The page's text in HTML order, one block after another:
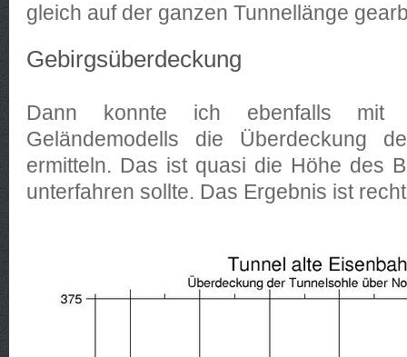
gleich auf der ganzen Tunnellänge
Gebirgsüberdeckung
Dann konnte ich ebenfalls mit
Geländemodells die Überdeckung
ermitteln. Das ist quasi die Höhe des
unterfahren sollte. Das Ergebnis ist